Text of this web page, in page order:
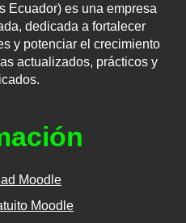
Ecuador) es una empresa
dedicada a fortalecer
y potenciar el crecimiento
actualizados, prácticos y
Moodle
Moodle